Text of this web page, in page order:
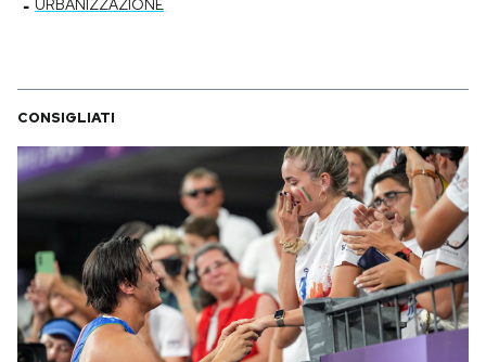
URBANIZZAZIONE
CONSIGLIATI